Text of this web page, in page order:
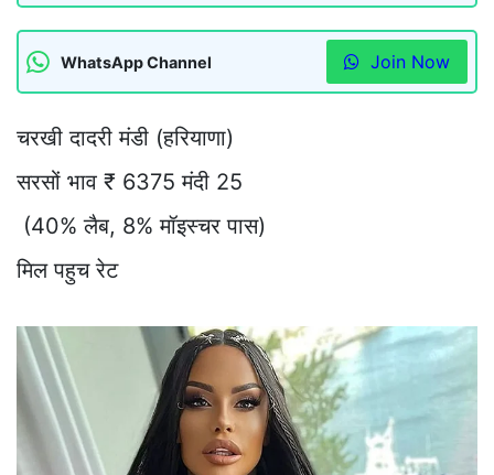
WhatsApp Channel Join Now
चरखी दादरी मंडी (हरियाणा)
सरसों भाव ₹ 6375 मंदी 25
(40% लैब, 8% मॉइस्चर पास)
मिल पहुच रेट